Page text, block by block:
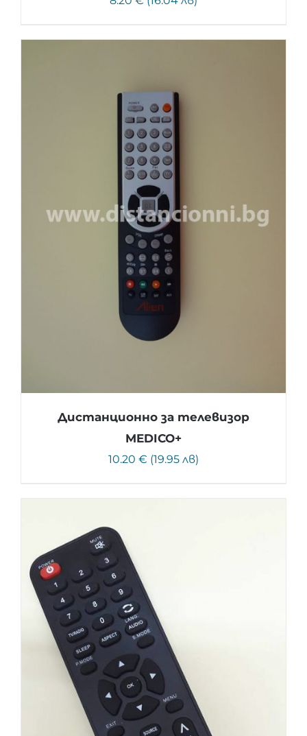
Дистанционно за телевизор
MEDICO+
10.20 € (19.95 лв)